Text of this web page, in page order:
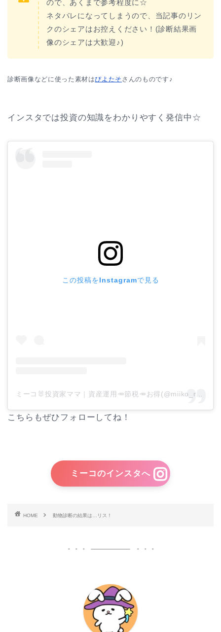
ので、あくまで参考程度に☆
ネタバレになってしまうので、当記事のリン
クのシェアはお控えください！(診断結果画
像のシェアは大歓迎♪)
診断画像などに使った素材はぴよたそ さんのものです♪
インスタでは投資の知識をわかりやすく発信中☆
この投稿をInstagramで見る
こちらもぜひフォローしてね！
ミーコのインスタへ
HOME 動物診断の結果は…リス！